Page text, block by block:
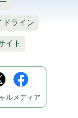
ドライン
イト
ルメディア